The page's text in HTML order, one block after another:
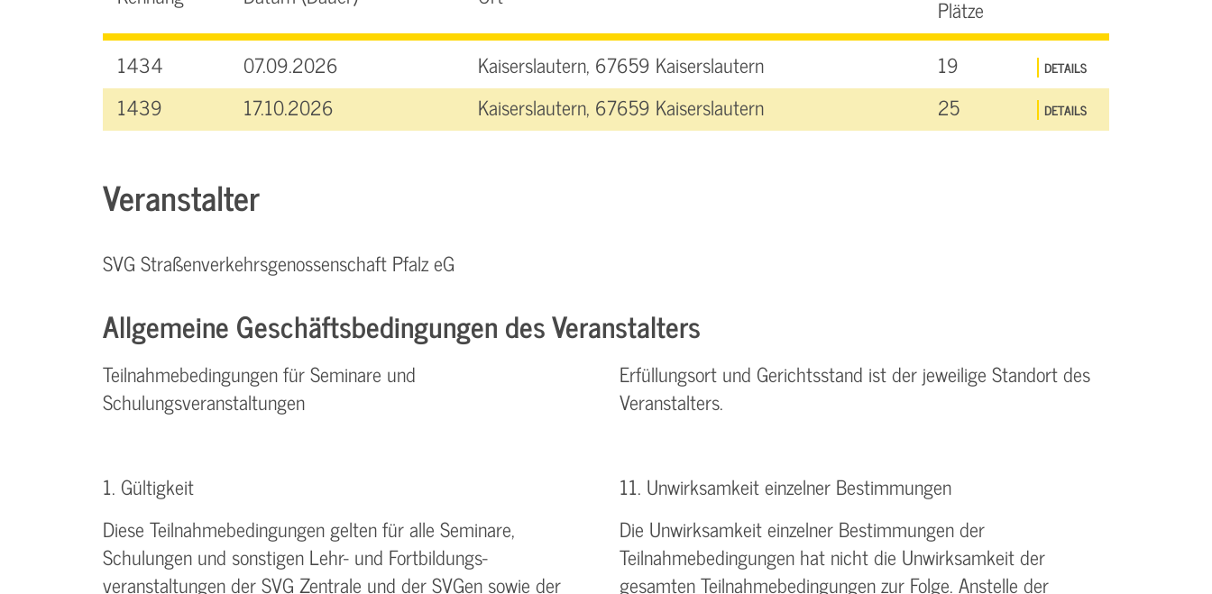
Plätze
1434
07.09.2026 Kaiserslautern, 67659 Kaiserslautern 19 DETAILS
1439 17.10.2026 Kaiserslautern, 67659 Kaiserslautern 25 DETAILS
Veranstalter
SVG Straßenverkehrsgenossenschaft Pfalz eG
Allgemeine Geschäftsbedingungen des Veranstalters
Teilnahmebedingungen für Seminare und
Schulungsveranstaltungen
1. Gültigkeit
Diese Teilnahmebedingungen gelten für alle Seminare,
Schulungen und sonstigen Lehr- und Fortbildungs-
veranstaltungen der SVG Zentrale und der SVGen sowie der
Erfüllungsort und Gerichtsstand ist der jeweilige Standort des
Veranstalters.
11. Unwirksamkeit einzelner Bestimmungen
Die Unwirksamkeit einzelner Bestimmungen der
Teilnahmebedingungen hat nicht die Unwirksamkeit der
gesamten Teilnahmebedingungen zur Folge. Anstelle der